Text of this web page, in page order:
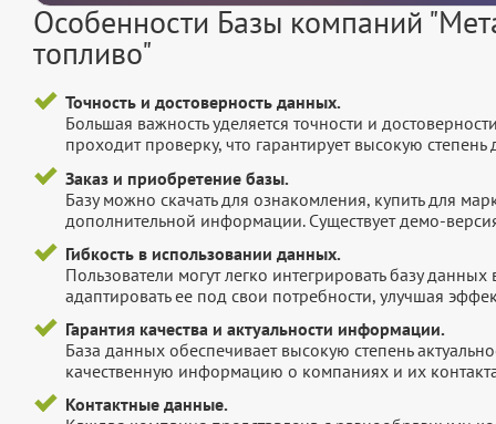
Особенности Базы компаний
топливо"
Точность и достоверность данных.
Большая важность уделяется точности и
проходит проверку, что гарантирует высокую
Заказ и приобретение базы.
Базу можно скачать для ознакомления, купить для
дополнительной информации. Существует демо-
Гибкость в использовании данных.
Пользователи могут легко интегрировать базу
адаптировать ее под свои потребности, улучшая
Гарантия качества и актуальности информации.
База данных обеспечивает высокую степень
качественную информацию о компаниях и их
Контактные данные.